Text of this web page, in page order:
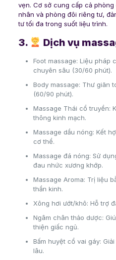
vẹn. Cơ sở cung cấp cả
nhân và phòng đôi riêng tư,
tư tối đa trong suốt liệu trình.
3. Dịch vụ
Foot massage: Liệu pháp
chuyên sâu (30/60 phút).
Body massage: Thư giãn
(60/90 phút).
Massage Thái cổ truyền:
thông kinh mạch.
Massage dầu nóng: Kết
cơ thể.
Massage đá nóng: Sử
đau nhức xương khớp.
Massage Aroma: Trị liệu
thần kinh.
Xông hơi ướt/khô: Hỗ trợ
Ngâm chân thảo dược:
thiện giấc ngủ.
Bấm huyệt cổ vai gáy:
lâu.